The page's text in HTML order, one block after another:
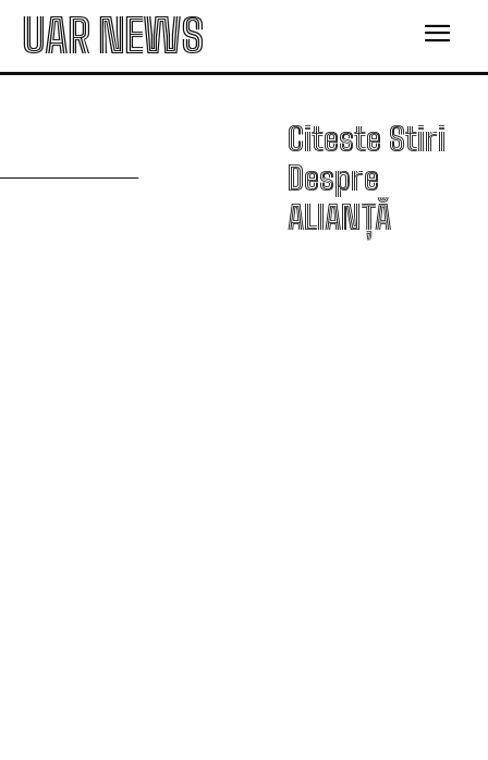
UAR NEWS
Citeste Stiri
Despre
ALIANȚĂ
A